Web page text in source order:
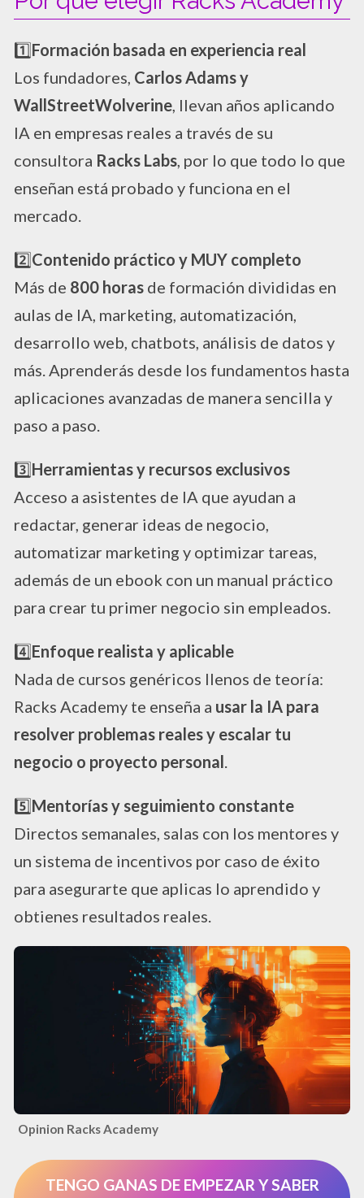
1️⃣​Formación basada en experiencia real
Los fundadores, Carlos Adams y
WallStreetWolverine, llevan años aplicando
IA en empresas reales a través de su
consultora Racks Labs, por lo que todo lo que
enseñan está probado y funciona en el
mercado.
2️⃣Contenido práctico y MUY completo
Más de 800 horas de formación divididas en
aulas de IA, marketing, automatización,
desarrollo web, chatbots, análisis de datos y
más. Aprenderás desde los fundamentos hasta
aplicaciones avanzadas de manera sencilla y
paso a paso.
3️⃣Herramientas y recursos exclusivos
Acceso a asistentes de IA que ayudan a
redactar, generar ideas de negocio,
automatizar marketing y optimizar tareas,
además de un ebook con un manual práctico
para crear tu primer negocio sin empleados.
4️⃣Enfoque realista y aplicable
Nada de cursos genéricos llenos de teoría:
Racks Academy te enseña a usar la IA para
resolver problemas reales y escalar tu
negocio o proyecto personal.
5️⃣Mentorías y seguimiento constante
Directos semanales, salas con los mentores y
un sistema de incentivos por caso de éxito
para asegurarte que aplicas lo aprendido y
obtienes resultados reales.
Opinion Racks Academy
TENGO GANAS DE EMPEZAR Y SABER